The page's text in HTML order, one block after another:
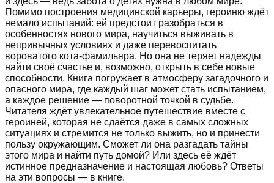
Помимо построения медицинской карьеры, героиню ждёт
немало испытаний: ей предстоит разобраться в
особенностях нового мира, научиться выживать в
непривычных условиях и даже перевоспитать
вороватого кота-фамильяра. Но она не теряет надежды
найти своё счастье и, возможно, открыть в себе новые
способности. Книга погружает в атмосферу загадочного и
опасного мира, где каждый шаг может стать испытанием,
а каждое решение — поворотной точкой в судьбе.
Читателя ждёт увлекательное путешествие вместе с
героиней, которая не сдаётся даже в самых сложных
ситуациях и стремится не только выжить, но и принести
пользу окружающим. Сможет ли она разгадать тайны
этого мира и найти путь домой? Или здесь её ждёт
истинное предназначение и настоящая любовь? Ответы
на эти вопросы — в книге.